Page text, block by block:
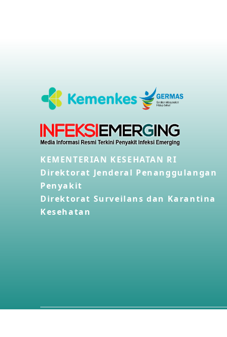
KEMENTERIAN KESEHATAN RI
Direktorat Jenderal Penanggulangan
Penyakit
Direktorat Surveilans dan Karantina
Kesehatan